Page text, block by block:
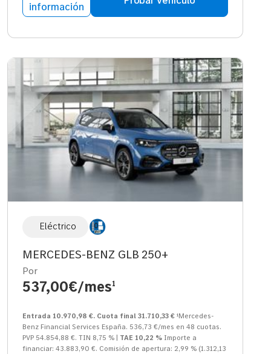
información
Eléctrico
MERCEDES-BENZ GLB 250+
Por
537,00€/mes1
Entrada 10.970,98 €. Cuota final 31.710,33 € ¹Mercedes-
Benz Financial Services España. 536,73 €/mes en 48 cuotas.
PVP 54.854,88 €. TIN 8,75 % | TAE 10,22 % Importe a
financiar: 43.883,90 €. Comisión de apertura: 2,99 % (1.312,13